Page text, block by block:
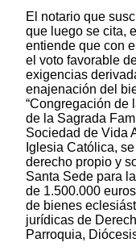
El notario que
que luego se cita,
entiende que con
el voto favorable
exigencias
enajenación del
“Congregación de
de la Sagrada
Sociedad de Vida
Iglesia Católica,
derecho propio y
Santa Sede para
de 1.500.000
de bienes
jurídicas de
Parroquia,